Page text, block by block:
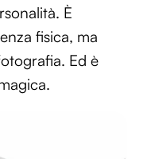
È
fisica, ma
Ed è